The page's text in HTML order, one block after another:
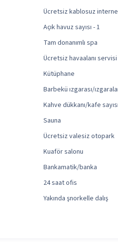
Ücretsiz kablosuz
Açık havuz sayısı - 1
Tam donanımlı spa
Ücretsiz havaalanı servisi
Kütüphane
Barbekü ızgarası/
Kahve dükkanı/kafe
Sauna
Ücretsiz valesiz otopark
Kuaför salonu
Bankamatik/banka
24 saat ofis
Yakında şnorkelle dalış